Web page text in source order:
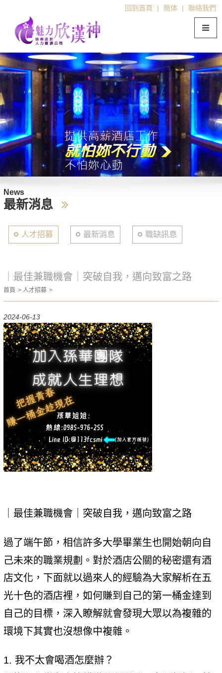
回到首頁 | 簡体 | 聯絡我們
News
最新消息
人才招募 最新消息 職缺訊息
｜最佳兼職機會｜突破自我，邁向致富之路
首頁 人才招募
2024-06-13
｜最佳兼職機會｜突破自我，邁向致富之路
過了端午節，相信許多大學畢業生也開始朝向自
己未來的職業規劃。對於酒店公關的秘密還有酒
店文化，下面就以過來人的經驗為大家解析在五
光十色的酒店裡，如何賺到自己的第一桶金達到
自己的目標，深入瞭解就會發現大眾以為複雜的
環境下其實也沒想像中複雜。
1. 我不太會喝酒怎麼辦？